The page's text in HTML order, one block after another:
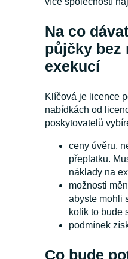
Na co
půjčky bez
exekucí
Klíčová je licence
nabídkách od
poskytovatelů
ceny úvěru,
přeplatku.
náklady na
možnosti
abyste mohli
kolik to bude
podmínek
Co bude